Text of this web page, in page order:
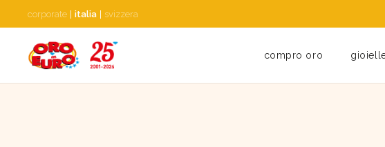
corporate italia svizzera
compro oro